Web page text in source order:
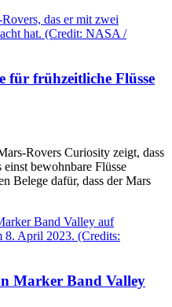
für frühzeitliche Flüsse
Rovers Curiosity zeigt, dass
bewohnbare Flüsse
Belege dafür, dass der Mars
Marker Band Valley